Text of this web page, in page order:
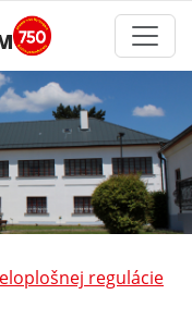
regulácie